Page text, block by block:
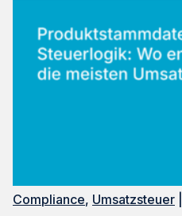
Compliance, Umsatzsteuer